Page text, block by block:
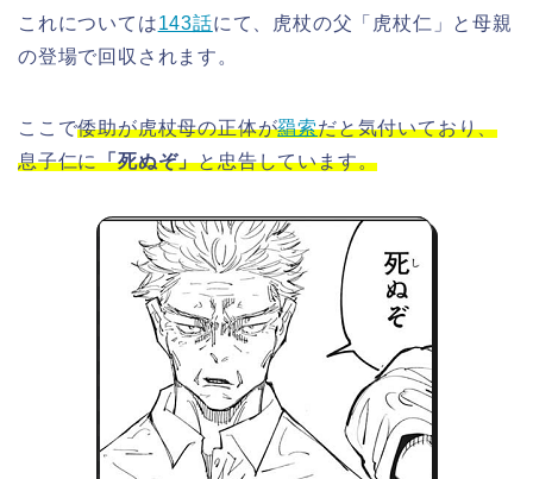
これについては143話にて、虎杖の父「虎杖仁」と母親
の登場で回収されます。
ここで倭助が虎杖母の正体が羂索だと気付いており、
息子仁に「死ぬぞ」と忠告しています。